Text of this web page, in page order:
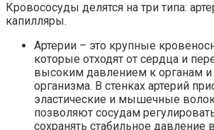
Кровососуды делятся на три типа:
капилляры.
Артерии – это крупные
которые отходят от сердца и
высоким давлением к органам и
организма. В стенках артерий
эластические и мышечные
позволяют сосудам
сохранять стабильное давление